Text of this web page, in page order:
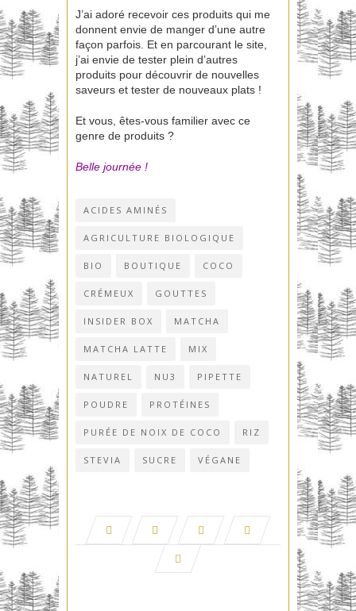
J’ai adoré recevoir ces produits qui me
donnent envie de manger d’une autre
façon parfois. Et en parcourant le site,
j’ai envie de tester plein d’autres
produits pour découvrir de nouvelles
saveurs et tester de nouveaux plats !
Et vous, êtes-vous familier avec ce
genre de produits ?
Belle journée !
ACIDES AMINÉS
AGRICULTURE BIOLOGIQUE
BIO BOUTIQUE COCO
CRÉMEUX GOUTTES
INSIDER BOX MATCHA
MATCHA LATTE MIX
NATUREL NU3 PIPETTE
POUDRE PROTÉINES
PURÉE DE NOIX DE COCO RIZ
STEVIA SUCRE VÉGANE